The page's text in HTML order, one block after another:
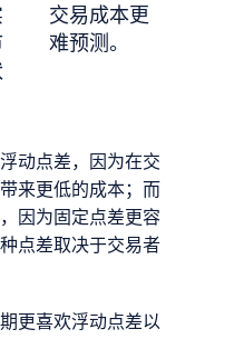
交易成本更
难预测。
动点差，因为在交
来更低的成本；而
因为固定点差更容
点差取决于交易者
更喜欢浮动点差以